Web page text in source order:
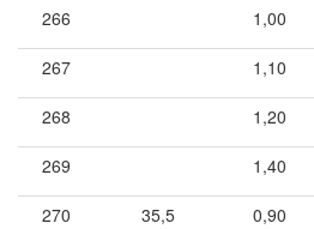
266 1,00
267 1,10
268 1,20
269 1,40
270 35,5 0,90